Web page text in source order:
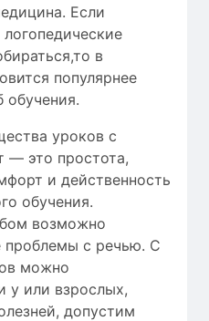
Если
в
популярнее
обучения.
уроков с
— это простота,
и действенность
обучения.
возможно
проблемы с речью. С
можно
у или взрослых,
допустим